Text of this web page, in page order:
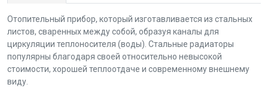
Отопительный прибор, который изготавливается из стальных
листов, сваренных между собой, образуя каналы для
циркуляции теплоносителя (воды). Стальные радиаторы
популярны благодаря своей относительно невысокой
стоимости, хорошей теплоотдаче и современному внешнему
виду.